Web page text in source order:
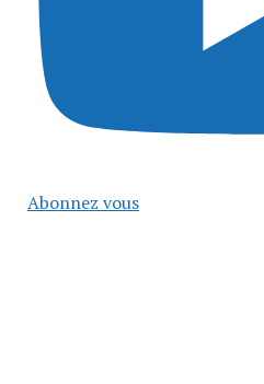
Abonnez vous